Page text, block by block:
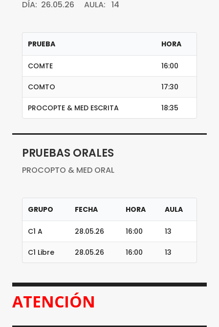
DÍA: 26.05.26 AULA: 14
PRUEBA HORA
COMTE 16:00
COMTO 17:30
PROCOPTE & MED ESCRITA 18:35
PRUEBAS ORALES
PROCOPTO & MED ORAL
GRUPO FECHA HORA AULA
C1 A 28.05.26 16:00 13
C1 Libre 28.05.26 16:00 13
ATENCIÓN